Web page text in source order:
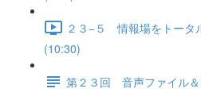
２３−５ 情報場をトータ
(10:30)
第２３回 音声ファイル＆